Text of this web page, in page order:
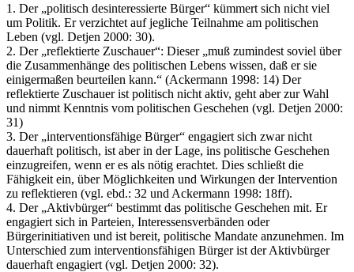
1. Der „politisch desinteressierte Bürger“ kümmert sich nicht viel
um Politik. Er verzichtet auf jegliche Teilnahme am politischen
Leben (vgl. Detjen 2000: 30).
2. Der „reflektierte Zuschauer“: Dieser „muß zumindest soviel über
die Zusammenhänge des politischen Lebens wissen, daß er sie
einigermaßen beurteilen kann.“ (Ackermann 1998: 14) Der
reflektierte Zuschauer ist politisch nicht aktiv, geht aber zur Wahl
und nimmt Kenntnis vom politischen Geschehen (vgl. Detjen 2000:
31)
3. Der „interventionsfähige Bürger“ engagiert sich zwar nicht
dauerhaft politisch, ist aber in der Lage, ins politische Geschehen
einzugreifen, wenn er es als nötig erachtet. Dies schließt die
Fähigkeit ein, über Möglichkeiten und Wirkungen der Intervention
zu reflektieren (vgl. ebd.: 32 und Ackermann 1998: 18ff).
4. Der „Aktivbürger“ bestimmt das politische Geschehen mit. Er
engagiert sich in Parteien, Interessensverbänden oder
Bürgerinitiativen und ist bereit, politische Mandate anzunehmen. Im
Unterschied zum interventionsfähigen Bürger ist der Aktivbürger
dauerhaft engagiert (vgl. Detjen 2000: 32).